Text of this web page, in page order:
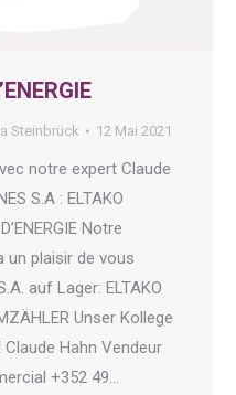
Steinbrück 12 Mai 2021
notre expert Claude
S.A : ELTAKO
Notre
un plaisir de vous
auf Lager: ELTAKO
Unser Kollege
Hahn Vendeur
+352 49…